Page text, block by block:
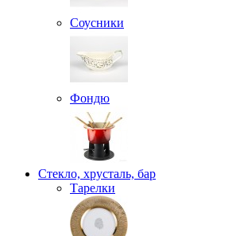
Соусники
Фондю
Стекло, хрусталь, бар
Тарелки